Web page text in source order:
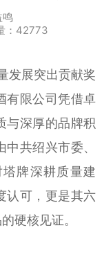
鸣
：42773
发展突出贡献奖
有限公司凭借卓
与深厚的品牌积
共绍兴市委、
牌深耕质量建
认可，更是其六
硬核见证。